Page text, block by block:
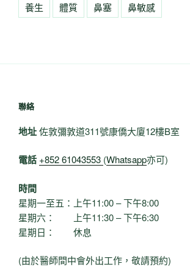
養生
體質 鼻塞 鼻敏感
聯絡
地址佐敦彌敦道311號康僑大廈12樓B室
電話 +852 61043553 (Whatsapp亦可)
時間
星期一至五：上午11:00 – 下午8:00
星期六： 上午11:30 – 下午6:30
星期日： 休息
(由於醫師間中會外出工作，敬請預約)